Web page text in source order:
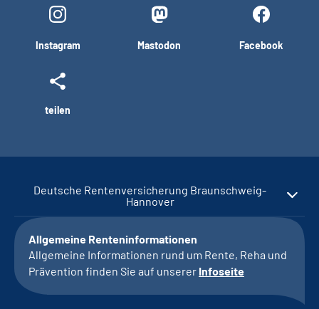
Instagram Mastodon Facebook
teilen
Deutsche Rentenversicherung Braunschweig-
Hannover
Allgemeine Renteninformationen
Allgemeine Informationen rund um Rente, Reha und
Prävention finden Sie auf unserer Infoseite